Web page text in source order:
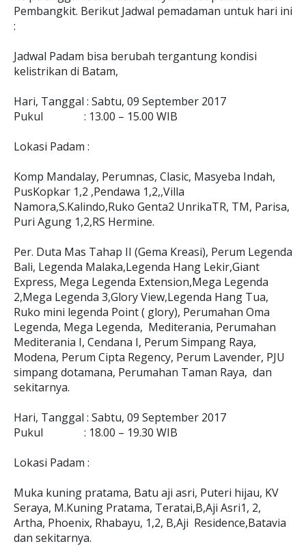
Pembangkit. Berikut Jadwal pemadaman untuk hari ini
:
Jadwal Padam bisa berubah tergantung kondisi
kelistrikan di Batam,
Hari, Tanggal : Sabtu, 09 September 2017
Pukul : 13.00 – 15.00 WIB
Lokasi Padam :
Komp Mandalay, Perumnas, Clasic, Masyeba Indah,
PusKopkar 1,2 ,Pendawa 1,2,,Villa
Namora,S.Kalindo,Ruko Genta2 UnrikaTR, TM, Parisa,
Puri Agung 1,2,RS Hermine.
Per. Duta Mas Tahap II (Gema Kreasi), Perum Legenda
Bali, Legenda Malaka,Legenda Hang Lekir,Giant
Express, Mega Legenda Extension,Mega Legenda
2,Mega Legenda 3,Glory View,Legenda Hang Tua,
Ruko mini legenda Point ( glory), Perumahan Oma
Legenda, Mega Legenda, Mediterania, Perumahan
Mediterania I, Cendana I, Perum Simpang Raya,
Modena, Perum Cipta Regency, Perum Lavender, PJU
simpang dotamana, Perumahan Taman Raya, dan
sekitarnya.
Hari, Tanggal : Sabtu, 09 September 2017
Pukul : 18.00 – 19.30 WIB
Lokasi Padam :
Muka kuning pratama, Batu aji asri, Puteri hijau, KV
Seraya, M.Kuning Pratama, Teratai,B,Aji Asri1, 2,
Artha, Phoenix, Rhabayu, 1,2, B,Aji Residence,Batavia
dan sekitarnya.